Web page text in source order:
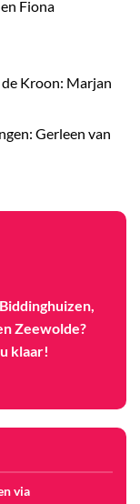
Fiona
Kroon: Marjan
Gerleen van
Zeewolde?
klaar!
via